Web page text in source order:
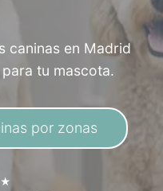
caninas en Madrid
tu mascota.
por zonas